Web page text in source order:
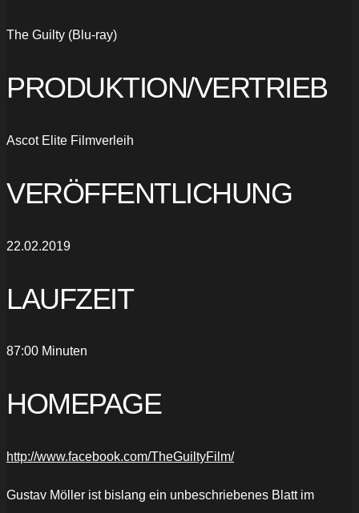
The Guilty (Blu-ray)
PRODUKTION/VERTRIEB
Ascot Elite Filmverleih
VERÖFFENTLICHUNG
22.02.2019
LAUFZEIT
87:00 Minuten
HOMEPAGE
http://www.facebook.com/TheGuiltyFilm/
Gustav Möller ist bislang ein unbeschriebenes Blatt im